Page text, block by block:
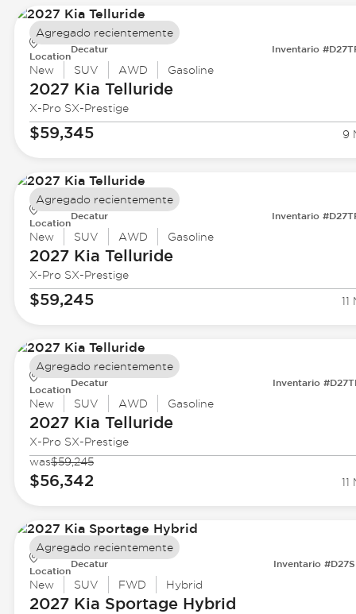
Location
Decatur Inventario
New SUV AWD Gasoline
2027 Kia Telluride
X-Pro SX-Prestige
$59,345 9
Agregado recientemente
Location
Decatur Inventario
New SUV AWD Gasoline
2027 Kia Telluride
X-Pro SX-Prestige
$59,245 11
Agregado recientemente
Location
Decatur Inventario
New SUV AWD Gasoline
2027 Kia Telluride
X-Pro SX-Prestige
was$59,245
$56,342 11
Agregado recientemente
Location
Decatur Inventario
New SUV FWD Hybrid
2027 Kia Sportage Hybrid
Agregado recientemente